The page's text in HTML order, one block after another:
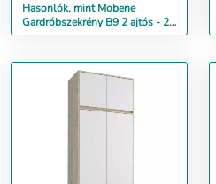
Hasonlók, mint Mobene
Gardróbszekrény B9 2 ajtós - 2
fiókos , wenge sonoma